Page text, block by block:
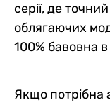
серії, де
облягаючих
100% бавовна в
Якщо потрібна